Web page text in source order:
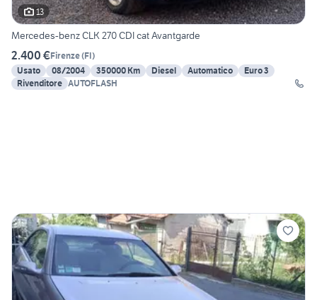
13
Mercedes-benz CLK 270 CDI cat Avantgarde
2.400 €Firenze(FI)
Usato
08/2004 350000 Km Diesel Automatico
Euro 3
Rivenditore AUTOFLASH